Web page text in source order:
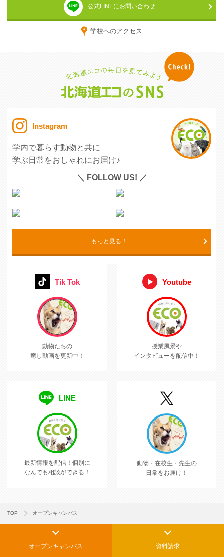
公式LINEにお問い合わせ
学校へのアクセス
Instagram
学内で暮らす動物と共に
学ぶ日常をおしゃれにお届け♪
＼ FOLLOW US! ／
もっと見る！
Tik Tok
動物たちの
癒し動画を更新中！
Youtube
授業風景や
インタビューを配信中！
LINE
最新情報を配信！ 個別に
なんでも相談ができる！
動物・在校生・先生の
日常をお届け！
TOP オープンキャンパス
オープンキャンパス 資料請求